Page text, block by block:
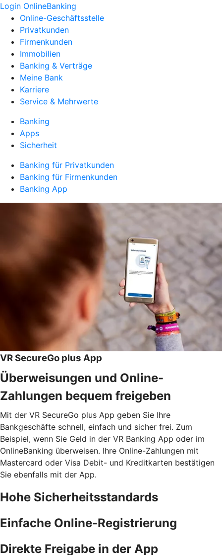
Login OnlineBanking
Online-Geschäftsstelle
Privatkunden
Firmenkunden
Immobilien
Banking & Verträge
Meine Bank
Karriere
Service & Mehrwerte
Banking
Apps
Sicherheit
Banking für Privatkunden
Banking für Firmenkunden
Banking App
VR SecureGo plus App
Überweisungen und Online-
Zahlungen bequem freigeben
Mit der VR SecureGo plus App geben Sie Ihre
Bankgeschäfte schnell, einfach und sicher frei. Zum
Beispiel, wenn Sie Geld in der VR Banking App oder im
OnlineBanking überweisen. Ihre Online-Zahlungen mit
Mastercard oder Visa Debit- und Kreditkarten bestätigen
Sie ebenfalls mit der App.
Hohe Sicherheitsstandards
Einfache Online-Registrierung
Direkte Freigabe in der App